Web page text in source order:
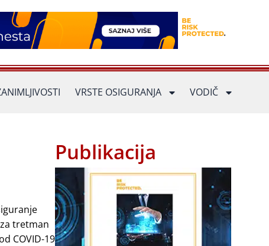
VRSTE OSIGURANJA VODIČ
tretman
COVID-19
Publikacija